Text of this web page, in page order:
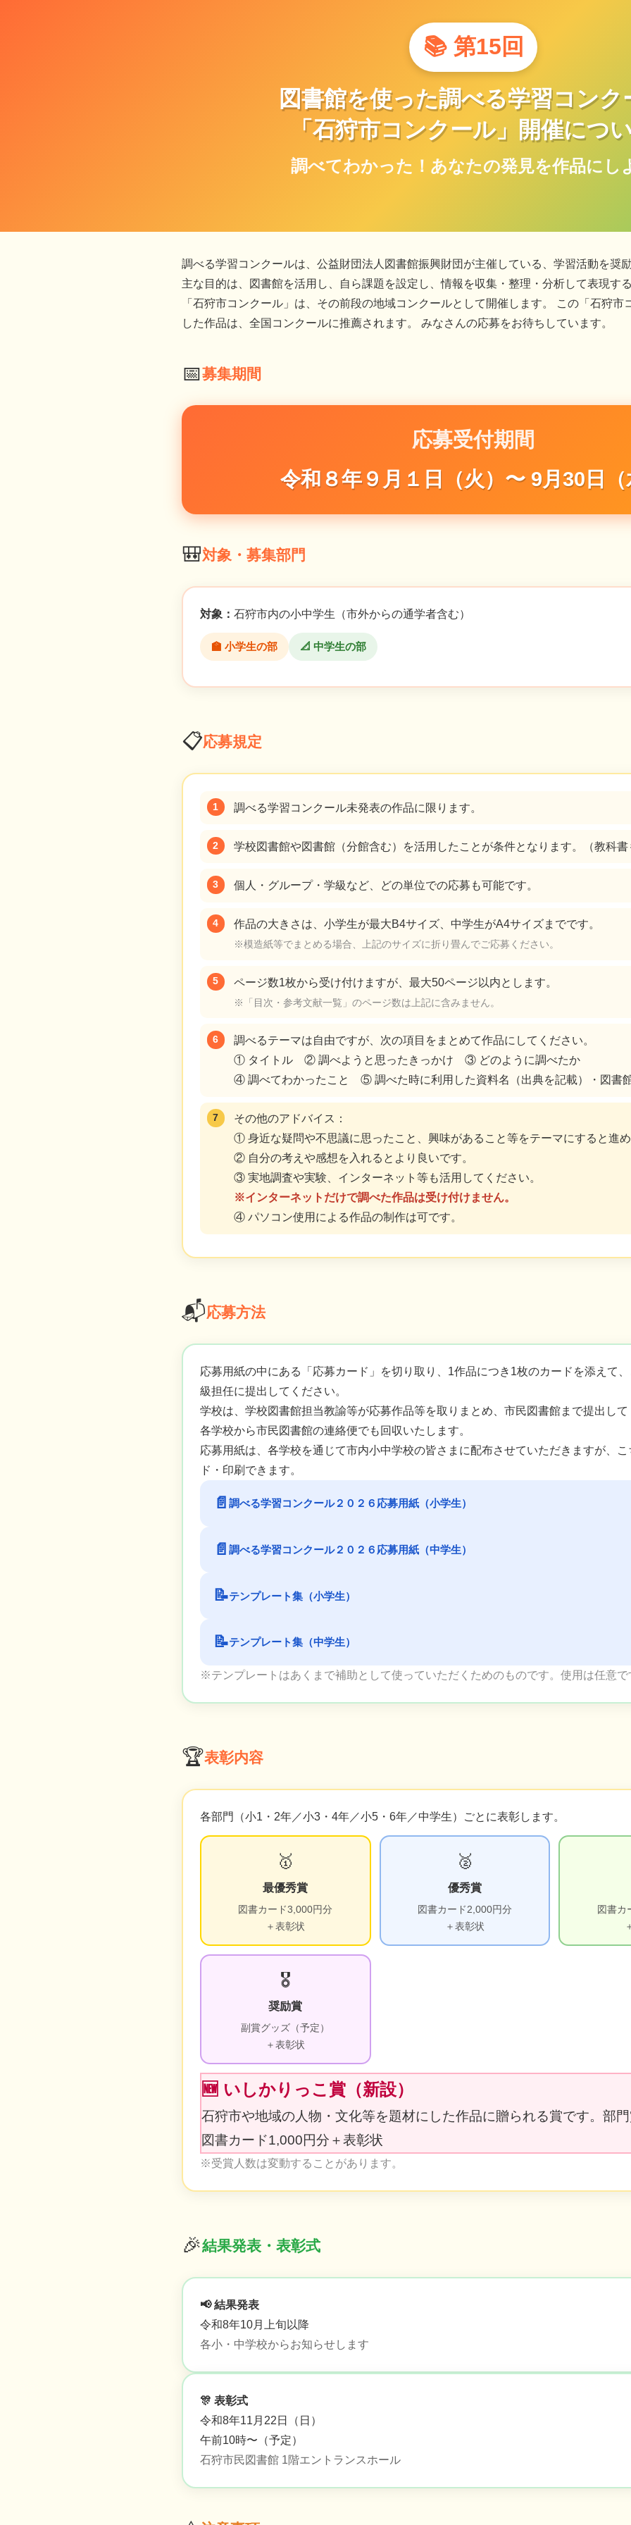
📚 第15回
図書館を使った調べる学習コンク
「石狩市コンクール」開催につ
調べてわかった！あなたの発見を作品にし
調べる学習コンクールは、公益財団法人図書館振興財団が主催している、学習活動を奨
主な目的は、図書館を活用し、自ら課題を設定し、情報を収集・整理・分析して表現す
「石狩市コンクール」は、その前段の地域コンクールとして開催します。 この「石狩市
した作品は、全国コンクールに推薦されます。 みなさんの応募をお待ちしています。
📅募集期間
応募受付期間
令和８年９月１日（火）〜 9月30日（
🎒対象・募集部門
対象： 石狩市内の小中学生（市外からの通学者含む）
🏫 小学生の部 📐 中学生の部
📋応募規定
調べる学習コンクール未発表の作品に限ります。
学校図書館や図書館（分館含む）を活用したことが条件となります。（教科書
個人・グループ・学級など、どの単位での応募も可能です。
作品の大きさは、小学生が最大B4サイズ、中学生がA4サイズまでです。
※模造紙等でまとめる場合、上記のサイズに折り畳んでご応募ください。
ページ数1枚から受け付けますが、最大50ページ以内とします。
※「目次・参考文献一覧」のページ数は上記に含みません。
調べるテーマは自由ですが、次の項目をまとめて作品にしてください。
① タイトル ② 調べようと思ったきっかけ ③ どのように調べたか
④ 調べてわかったこと ⑤ 調べた時に利用した資料名（出典を記載）・図書
その他のアドバイス：
① 身近な疑問や不思議に思ったこと、興味があること等をテーマにすると進
② 自分の考えや感想を入れるとより良いです。
③ 実地調査や実験、インターネット等も活用してください。
※インターネットだけで調べた作品は受け付けません。
④ パソコン使用による作品の制作は可です。
📬応募方法
応募用紙の中にある「応募カード」を切り取り、1作品につき1枚のカードを添えて
級担任に提出してください。
学校は、学校図書館担当教諭等が応募作品等を取りまとめ、市民図書館まで提出し
各学校から市民図書館の連絡便でも回収いたします。
応募用紙は、各学校を通じて市内小中学校の皆さまに配布させていただきますが、
ド・印刷できます。
📄調べる学習コンクール２０２６応募用紙（小学生）
📄調べる学習コンクール２０２６応募用紙（中学生）
📝テンプレート集（小学生）
📝テンプレート集（中学生）
※テンプレートはあくまで補助として使っていただくためのものです。使用は任意で
🏆表彰内容
各部門（小1・2年／小3・4年／小5・6年／中学生）ごとに表彰します。
🥇
最優秀賞
図書カード3,000円分
＋表彰状
🥈
優秀賞
図書カード2,000円分
＋表彰状
図書カ
🎖️
奨励賞
副賞グッズ（予定）
＋表彰状
🆕 いしかりっこ賞（新設）
石狩市や地域の人物・文化等を題材にした作品に贈られる賞です。部
図書カード1,000円分＋表彰状
※受賞人数は変動することがあります。
🎉結果発表・表彰式
📢 結果発表
令和8年10月上旬以降
各小・中学校からお知らせします
🎊 表彰式
令和8年11月22日（日）
午前10時〜（予定）
石狩市民図書館 1階エントランスホール